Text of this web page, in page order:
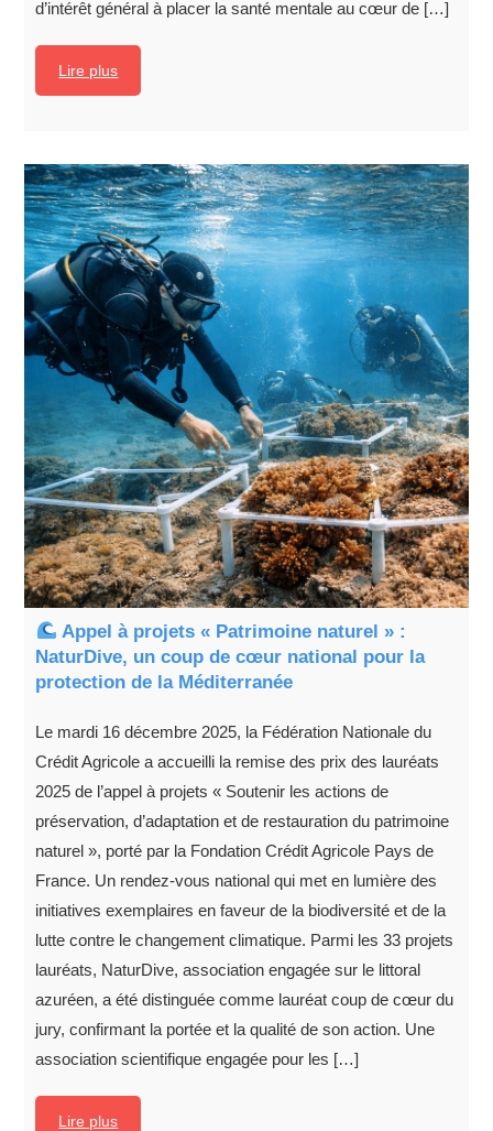
d’intérêt général à placer la santé mentale au cœur de […]
Lire plus
Appel à projets « Patrimoine naturel » :
NaturDive, un coup de cœur national pour la
protection de la Méditerranée
Le mardi 16 décembre 2025, la Fédération Nationale du
Crédit Agricole a accueilli la remise des prix des lauréats
2025 de l’appel à projets « Soutenir les actions de
préservation, d’adaptation et de restauration du patrimoine
naturel », porté par la Fondation Crédit Agricole Pays de
France. Un rendez-vous national qui met en lumière des
initiatives exemplaires en faveur de la biodiversité et de la
lutte contre le changement climatique. Parmi les 33 projets
lauréats, NaturDive, association engagée sur le littoral
azuréen, a été distinguée comme lauréat coup de cœur du
jury, confirmant la portée et la qualité de son action. Une
association scientifique engagée pour les […]
Lire plus